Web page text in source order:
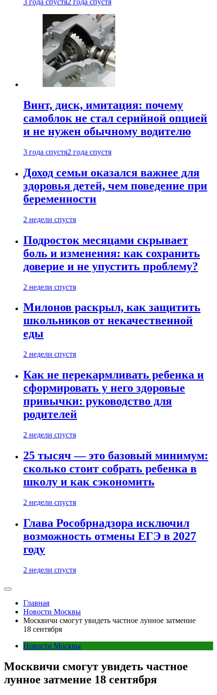
3 года спустя2 года спустя
Винт, диск, имитация: почему
самоблок не стал серийной опцией
и не нужен обычному водителю
3 года спустя2 года спустя
Доход семьи оказался важнее для
здоровья детей, чем поведение при
беременности
2 недели спустя
Подросток месяцами скрывает
боль и изменения: как сохранить
доверие и не упустить проблему?
2 недели спустя
Милонов раскрыл, как защитить
школьников от некачественной
еды
2 недели спустя
Как не перекармливать ребенка и
сформировать у него здоровые
привычки: руководство для
родителей
2 недели спустя
25 тысяч — это базовый минимум:
сколько стоит собрать ребенка в
школу и как сэкономить
2 недели спустя
Глава Рособрнадзора исключил
возможность отмены ЕГЭ в 2027
году
2 недели спустя
Главная
Новости Москвы
Москвичи смогут увидеть частное лунное затмение
18 сентября
Новости Москвы
Москвичи смогут увидеть частное
лунное затмение 18 сентября